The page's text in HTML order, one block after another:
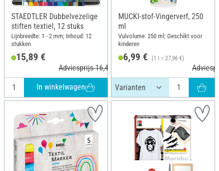
STAEDTLER Dubbelvezelige
stiften textiel, 12 stuks
Lijnbreedte: 1 - 2 mm; Inhoud: 12
stukken
15,89 €
Adviesprijs 16,40 €
In winkelwagen
MUCKI-stof-Vingerverf, 250
ml
Vulvolume: 250 ml; Geschikt voor
kinderen
6,99 € (1 l = 27,96 €)